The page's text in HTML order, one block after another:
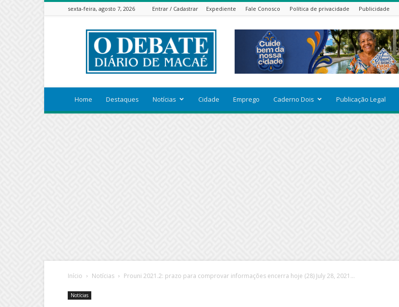
sexta-feira, agosto 7, 2026 Entrar / Cadastrar Expediente Fale Conosco Política de privacidade Publicidade
ODEBATEON
Home Destaques Notícias Cidade Emprego Caderno Dois Publicação Legal
Início Notícias Prouni 2021.2: prazo para comprovar informações encerra hoje (28) July 28, 2021...
Notícias